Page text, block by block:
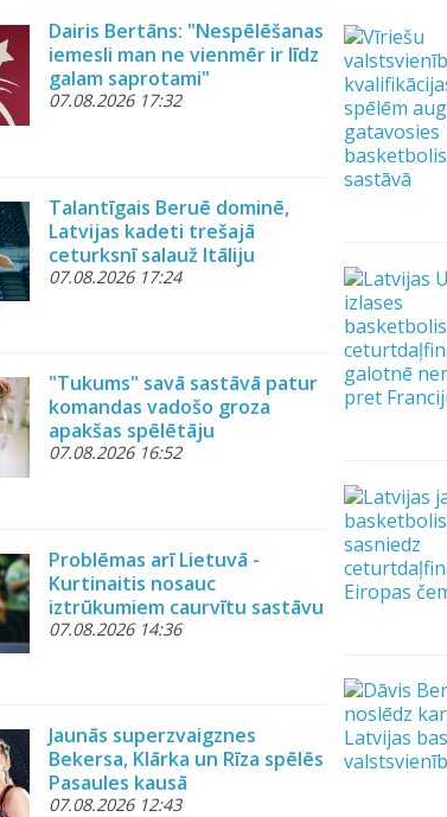
Dairis Bertāns: "Nespēlēšanas
iemesli man ne vienmēr ir līdz
galam saprotami"
07.08.2026 17:32
Talantīgais Beruē dominē,
Latvijas kadeti trešajā
ceturksnī salauž Itāliju
07.08.2026 17:24
"Tukums" savā sastāvā patur
komandas vadošo groza
apakšas spēlētāju
07.08.2026 16:52
Problēmas arī Lietuvā -
Kurtinaitis nosauc
iztrūkumiem caurvītu sastāvu
07.08.2026 14:36
Jaunās superzvaigznes
Bekersa, Klārka un Rīza spēlēs
Pasaules kausā
07.08.2026 12:43